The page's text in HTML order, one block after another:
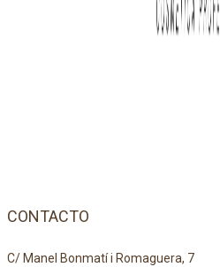
CONTACTO
C/ Manel Bonmatí i Romaguera, 7